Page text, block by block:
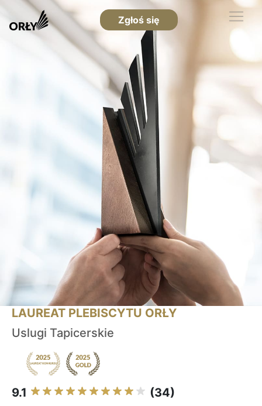
Zgłoś się
LAUREAT PLEBISCYTU ORŁY
Uslugi Tapicerskie
9.1 (34)